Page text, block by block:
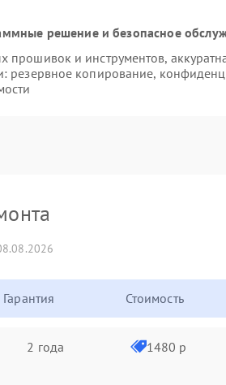
решение и безопасное
прошивок и инструментов,
резервное копирование,
Гарантия Стоимость
2 года 1480 р